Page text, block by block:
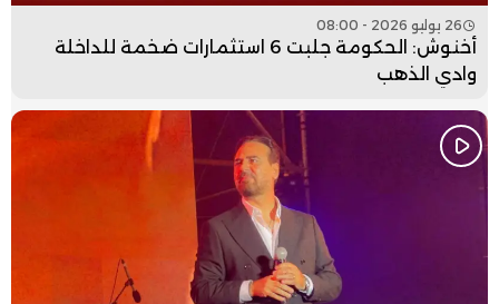
26 يوليو 2026 - 08:00
أخنوش: الحكومة جلبت 6 استثمارات ضخمة للداخلة
وادي الذهب